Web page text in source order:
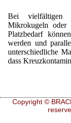
Bei vielfältigen
Mikrokugeln oder
Platzbedarf
werden und
unterschiedliche
dass
Copyright ©